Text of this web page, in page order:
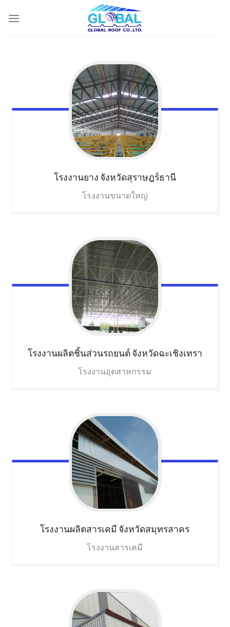
โรงงานยาง จังหวัดสุราษฎร์ธานี
โรงงานขนาดใหญ่
โรงงานผลิตชิ้นส่วนรถยนต์จังหวัดฉะเชิงเทรา
โรงงานอุตสาหกรรม
โรงงานผลิตสารเคมี จังหวัดสมุทรสาคร
โรงงานสารเคมี